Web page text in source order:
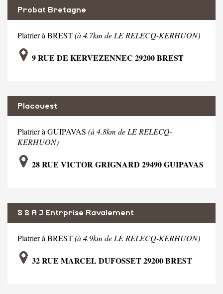
Probat Bretagne
Platrier à BREST(à 4.7km de LE RELECQ-KERHUON)
9 RUE DE KERVEZENNEC 29200 BREST
Placouest
Platrier à GUIPAVAS (à 4.8km de LE RELECQ-
KERHUON)
28 RUE VICTOR GRIGNARD 29490 GUIPAVAS
S S A J Entrprise Ravalement
Platrier à BREST(à 4.9km de LE RELECQ-KERHUON)
32 RUE MARCEL DUFOSSET 29200 BREST